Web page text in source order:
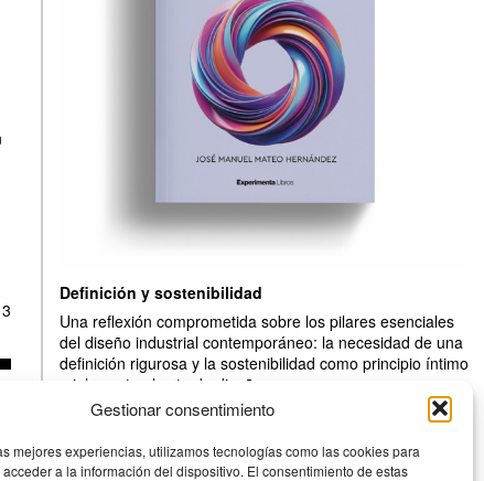
Gestionar consentimiento
mejores experiencias, utilizamos tecnologías como las cookies para
a la información del dispositivo. El consentimiento de estas
Definición y sostenibilidad
Una reflexión comprometida sobre los pilares esenciales
del diseño industrial contemporáneo: la necesidad de una
definición rigurosa y la sostenibilidad como principio íntimo
e inherente al acto de diseñar.
Experimenta